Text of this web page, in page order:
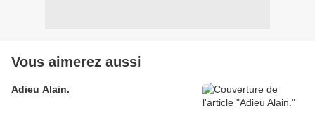
Vous aimerez aussi
Adieu Alain.